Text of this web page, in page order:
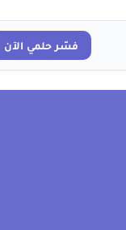
فسّر حلمي الآن